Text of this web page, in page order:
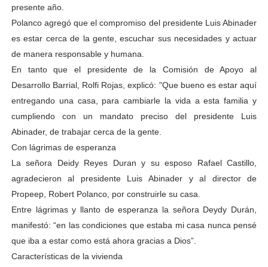
presente año.
Polanco agregó que el compromiso del presidente Luis Abinader
es estar cerca de la gente, escuchar sus necesidades y actuar
de manera responsable y humana.
En tanto que el presidente de la Comisión de Apoyo al
Desarrollo Barrial, Rolfi Rojas, explicó: "Que bueno es estar aquí
entregando una casa, para cambiarle la vida a esta familia y
cumpliendo con un mandato preciso del presidente Luis
Abinader, de trabajar cerca de la gente.
Con lágrimas de esperanza
La señora Deidy Reyes Duran y su esposo Rafael Castillo,
agradecieron al presidente Luis Abinader y al director de
Propeep, Robert Polanco, por construirle su casa.
Entre lágrimas y llanto de esperanza la señora Deydy Durán,
manifestó: “en las condiciones que estaba mi casa nunca pensé
que iba a estar como está ahora gracias a Dios”.
Características de la vivienda